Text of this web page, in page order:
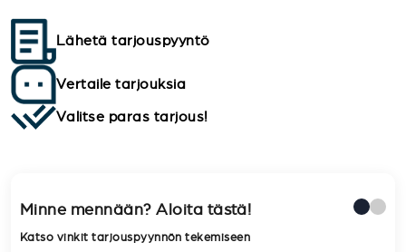
Lähetä tarjouspyyntö
Vertaile tarjouksia
Valitse paras tarjous!
Minne mennään? Aloita tästä!
Katso vinkit tarjouspyynnön tekemiseen